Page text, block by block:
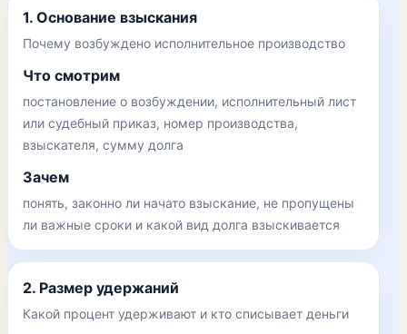
1. Основание взыскания
Почему возбуждено исполнительное производство
Что смотрим
постановление о возбуждении, исполнительный лист
или судебный приказ, номер производства,
взыскателя, сумму долга
Зачем
понять, законно ли начато взыскание, не пропущены
ли важные сроки и какой вид долга взыскивается
2. Размер удержаний
Какой процент удерживают и кто списывает деньги